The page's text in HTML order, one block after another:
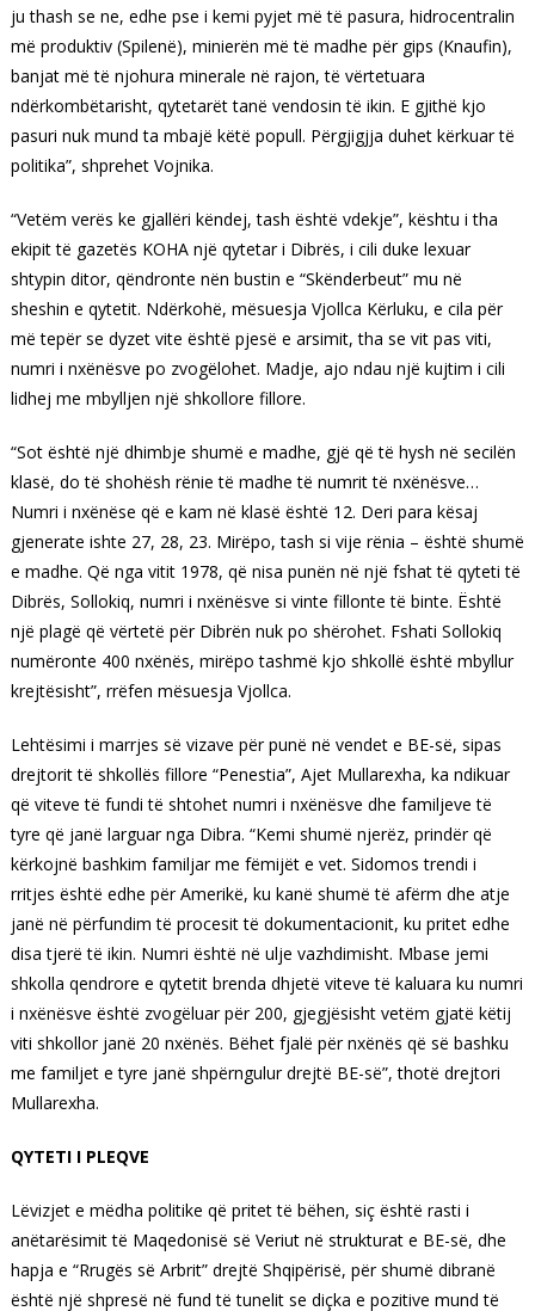
ju thash se ne, edhe pse i kemi pyjet më të pasura, hidrocentralin
më produktiv (Spilenë), minierën më të madhe për gips (Knaufin),
banjat më të njohura minerale në rajon, të vërtetuara
ndërkombëtarisht, qytetarët tanë vendosin të ikin. E gjithë kjo
pasuri nuk mund ta mbajë këtë popull. Përgjigjja duhet kërkuar të
politika”, shprehet Vojnika.
“Vetëm verës ke gjallëri këndej, tash është vdekje”, kështu i tha
ekipit të gazetës KOHA një qytetar i Dibrës, i cili duke lexuar
shtypin ditor, qëndronte nën bustin e “Skënderbeut” mu në
sheshin e qytetit. Ndërkohë, mësuesja Vjollca Kërluku, e cila për
më tepër se dyzet vite është pjesë e arsimit, tha se vit pas viti,
numri i nxënësve po zvogëlohet. Madje, ajo ndau një kujtim i cili
lidhej me mbylljen një shkollore fillore.
“Sot është një dhimbje shumë e madhe, gjë që të hysh në secilën
klasë, do të shohësh rënie të madhe të numrit të nxënësve…
Numri i nxënëse që e kam në klasë është 12. Deri para kësaj
gjenerate ishte 27, 28, 23. Mirëpo, tash si vije rënia – është shumë
e madhe. Që nga vitit 1978, që nisa punën në një fshat të qyteti të
Dibrës, Sollokiq, numri i nxënësve si vinte fillonte të binte. Është
një plagë që vërtetë për Dibrën nuk po shërohet. Fshati Sollokiq
numëronte 400 nxënës, mirëpo tashmë kjo shkollë është mbyllur
krejtësisht”, rrëfen mësuesja Vjollca.
Lehtësimi i marrjes së vizave për punë në vendet e BE-së, sipas
drejtorit të shkollës fillore “Penestia”, Ajet Mullarexha, ka ndikuar
që viteve të fundi të shtohet numri i nxënësve dhe familjeve të
tyre që janë larguar nga Dibra. “Kemi shumë njerëz, prindër që
kërkojnë bashkim familjar me fëmijët e vet. Sidomos trendi i
rritjes është edhe për Amerikë, ku kanë shumë të afërm dhe atje
janë në përfundim të procesit të dokumentacionit, ku pritet edhe
disa tjerë të ikin. Numri është në ulje vazhdimisht. Mbase jemi
shkolla qendrore e qytetit brenda dhjetë viteve të kaluara ku numri
i nxënësve është zvogëluar për 200, gjegjësisht vetëm gjatë këtij
viti shkollor janë 20 nxënës. Bëhet fjalë për nxënës që së bashku
me familjet e tyre janë shpërngulur drejtë BE-së”, thotë drejtori
Mullarexha.
QYTETI I PLEQVE
Lëvizjet e mëdha politike që pritet të bëhen, siç është rasti i
anëtarësimit të Maqedonisë së Veriut në strukturat e BE-së, dhe
hapja e “Rrugës së Arbrit” drejtë Shqipërisë, për shumë dibranë
është një shpresë në fund të tunelit se diçka e pozitive mund të